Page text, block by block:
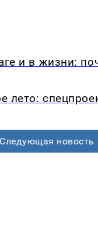
и в жизни:
лето:
Следующая новость